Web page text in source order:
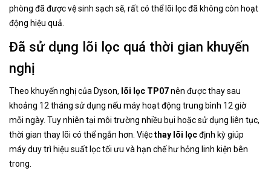
phòng đã được vệ sinh sạch sẽ, rất có thể lõi lọc đã không còn hoạt
động hiệu quả.
Đã sử dụng lõi lọc quá thời gian khuyến
nghị
Theo khuyến nghị của Dyson, lõi lọc TP07nên được thay sau
khoảng 12 tháng sử dụng nếu máy hoạt động trung bình 12 giờ
mỗi ngày. Tuy nhiên tại môi trường nhiều bụi hoặc sử dụng liên tục,
thời gian thay lõi có thể ngắn hơn. Việcthay lõi lọcđịnh kỳ giúp
máy duy trì hiệu suất lọc tối ưu và hạn chế hư hỏng linh kiện bên
trong.